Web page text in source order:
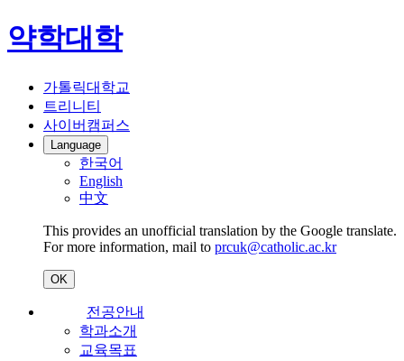
약학대학
가톨릭대학교
트리니티
사이버캠퍼스
Language
한국어
English
中文
This provides an unofficial translation by the Google translate.
For more information, mail to prcuk@catholic.ac.kr
OK
전공안내
학과소개
교육목표